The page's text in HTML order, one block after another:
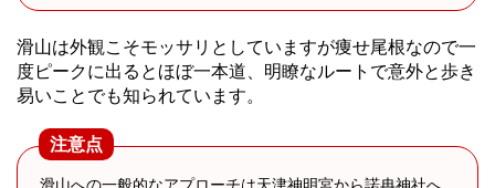
滑山は外観こそモッサリとしていますが痩せ尾根なので一
度ピークに出るとほぼ一本道、明瞭なルートで意外と歩き
易いことでも知られています。
注意点